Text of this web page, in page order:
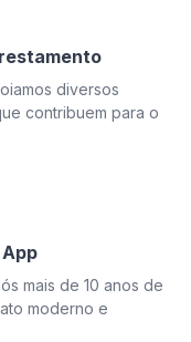
diversos
contribuem para o
mais de 10 anos de
moderno e